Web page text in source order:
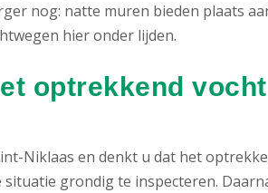
nog: natte muren bieden plaats
hier onder lijden.
optrekkend
Niklaas en denkt u dat het
grondig te inspecteren.